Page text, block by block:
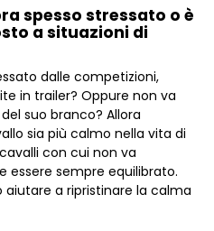
spesso stressato o è
a situazioni di
dalle competizioni,
in trailer? Oppure non va
suo branco? Allora
sia più calmo nella vita di
con cui non va
essere sempre equilibrato.
a ripristinare la calma